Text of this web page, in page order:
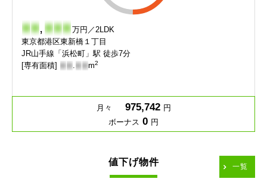
- - ,- - - 万円／2LDK
東京都港区東新橋１丁目
JR山手線「浜松町」駅 徒歩7分
[専有面積] - - .- - m2
月々 975,742 円
ボーナス 0 円
値下げ物件 一覧